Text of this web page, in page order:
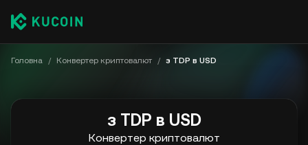
Головна / Конвертер криптовалют / з TDP в USD
з TDP в USD
Конвертер криптовалют